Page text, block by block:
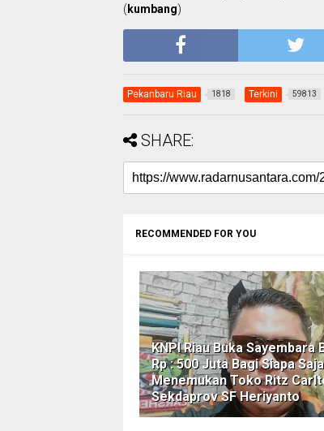
( kumbang)
Pekanbaru Riau 1818 Terkini 59813
SHARE:
RECOMMENDED FOR YOU
KNPI Riau Buka Sayembara
Rp : 500 Juta Bagi Siapa Saja
Menemukan Toko Ritz
Sekdaprov SF Heriyanto